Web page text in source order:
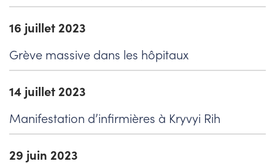
16 juillet 2023
Grève massive dans les hôpitaux
14 juillet 2023
Manifestation d’infirmières à Kryvyi Rih
29 juin 2023